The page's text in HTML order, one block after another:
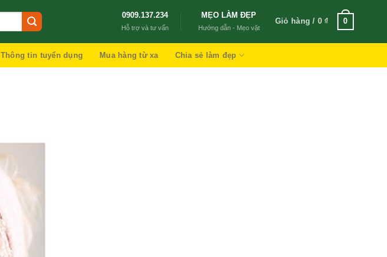
0909.137.234
Hỗ trợ và tư vấn
MẸO LÀM ĐẸP
Hướng dẫn - Mẹo vặt
Giỏ hàng / 0₫ 0
Thông tin tuyển dụng Mua hàng từ xa Chia sẻ làm đẹp